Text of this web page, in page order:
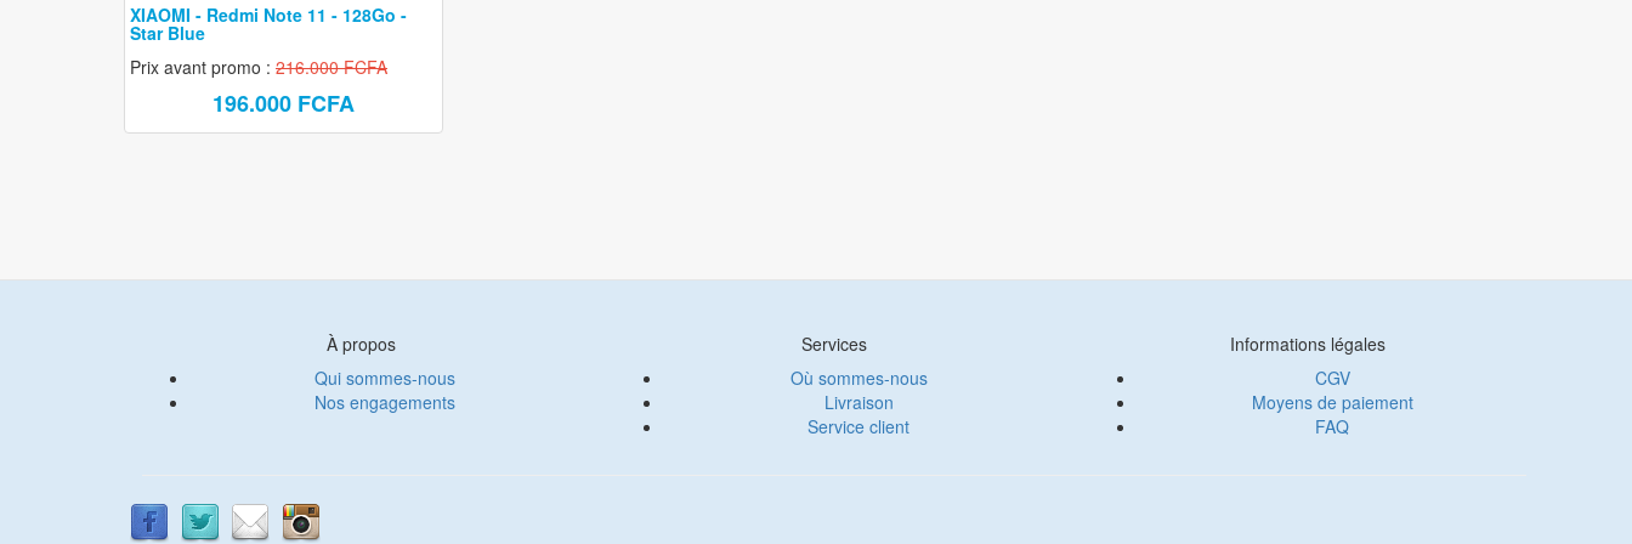
Galaxy S22
Galaxy S21
Galaxy A
XIAOMI - Redmi Note 11 - 128Go -
Star Blue
Prix avant promo : 216.000 FCFA
196.000 FCFA
À propos
Qui sommes-nous
Nos engagements
Services
Où sommes-nous
Livraison
Service client
Informations légales
CGV
Moyens de paiement
FAQ